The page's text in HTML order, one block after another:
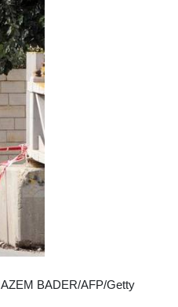
BADER/AFP/Getty